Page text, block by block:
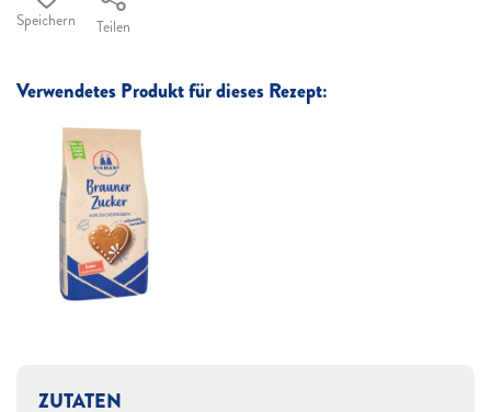
Speichern Teilen
Verwendetes Produkt für dieses Rezept:
ZUTATEN